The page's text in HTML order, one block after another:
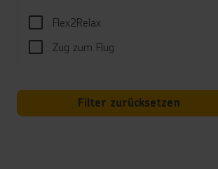
Flex2Relax
Zug zum Flug
Filter zurücksetzen